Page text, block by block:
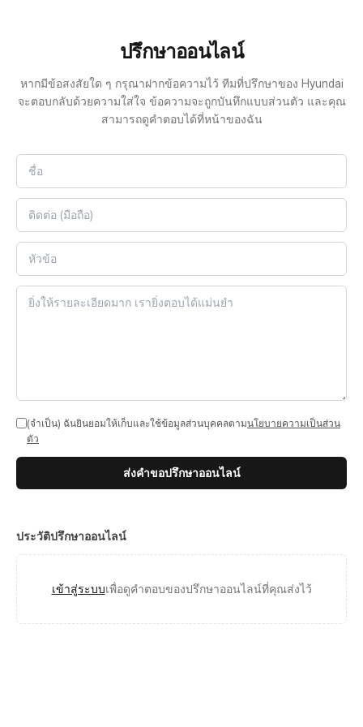
ปรึกษาออนไลน์
หากมีข้อสงสัยใด ๆ กรุณาฝากข้อความไว้ ทีมที่ปรึกษาของ Hyundai
จะตอบกลับด้วยความใส่ใจ ข้อความจะถูกบันทึกแบบส่วนตัว และคุณ
สามารถดูคำตอบได้ที่หน้าของฉัน
(จำเป็น) ฉันยินยอมให้เก็บและใช้ข้อมูลส่วนบุคคลตามนโยบายความเป็นส่วน
ตัว
ส่งคำขอปรึกษาออนไลน์
ประวัติปรึกษาออนไลน์
เข้าสู่ระบบเพื่อดูคำตอบของปรึกษาออนไลน์ที่คุณส่งไว้